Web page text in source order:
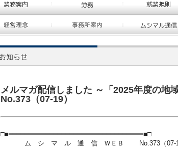
メルマガ配信しました ～「2025年度の地
No.373（07-19）
□■━━━━━━━━━━━━━━━━━━━━━━━━━━━━━━━━━■□
ム シ マ ル 通 信 ＷＥＢ No.373（07-19